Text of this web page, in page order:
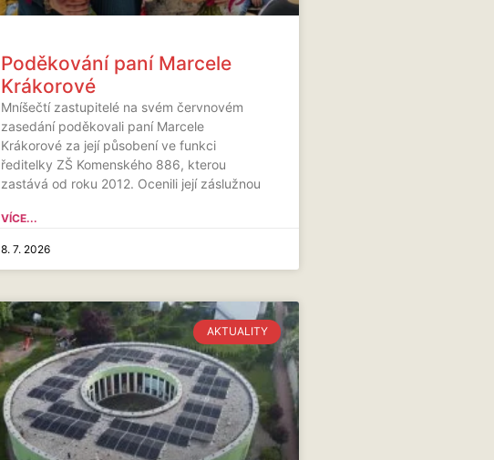
Poděkování paní Marcele
Krákorové
Mníšečtí zastupitelé na svém červnovém
zasedání poděkovali paní Marcele
Krákorové za její působení ve funkci
ředitelky ZŠ Komenského 886, kterou
zastává od roku 2012. Ocenili její záslužnou
VÍCE...
8. 7. 2026
AKTUALITY